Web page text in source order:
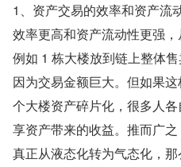
1、资产交易的效率和资产流
效率更高和资产流动性更强，
例如 1 栋大楼放到链上整体
因为交易金额巨大。但如果
个大楼资产碎片化，很多人
享资产带来的收益。推而广
真正从液态化转为气态化，